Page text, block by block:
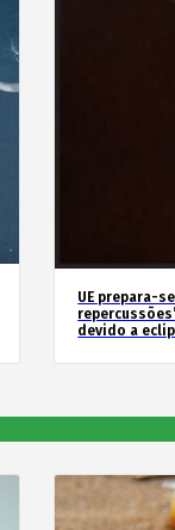
UE prepara-
devido a